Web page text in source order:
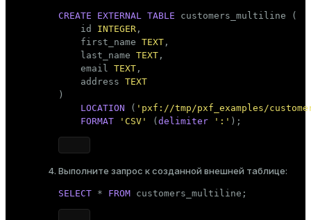
CREATE EXTERNAL TABLE customers_multiline (
    id
INTEGER ,
    first_name
TEXT ,
    last_name
TEXT ,
    email
TEXT ,
    address
TEXT
)
LOCATION ( 'pxf://tmp/pxf_examples/
FORMAT
'CSV' (delimiter ':' );
Выполните запрос к созданной внешней таблице:
SELECT * FROM customers_multiline;